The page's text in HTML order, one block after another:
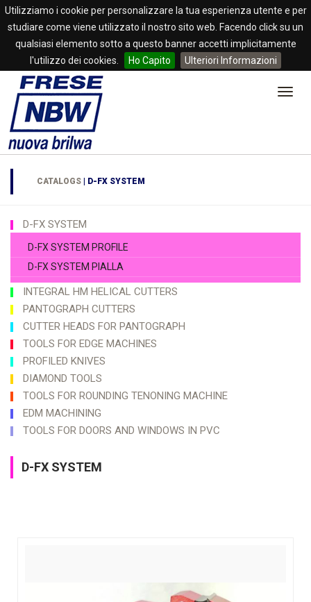
Utilizziamo i cookie per personalizzare la tua esperienza utente e per
studiare come viene utilizzato il nostro sito web. Facendo click su un
qualsiasi elemento sotto a questo banner accetti implicitamente
l'utilizzo dei cookies.
Ho Capito Ulteriori Informazioni
Menu
CATALOGS | D-FX SYSTEM
D-FX SYSTEM
D-FX SYSTEM PROFILE
D-FX SYSTEM PIALLA
INTEGRAL HM HELICAL CUTTERS
PANTOGRAPH CUTTERS
CUTTER HEADS FOR PANTOGRAPH
TOOLS FOR EDGE MACHINES
PROFILED KNIVES
DIAMOND TOOLS
TOOLS FOR ROUNDING TENONING MACHINE
EDM MACHINING
TOOLS FOR DOORS AND WINDOWS IN PVC
D-FX SYSTEM